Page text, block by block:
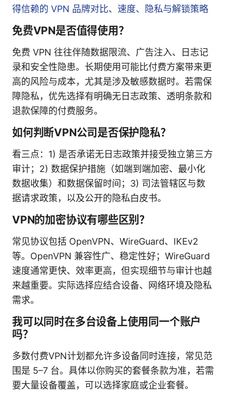
得信赖的 VPN 品牌对比、速度、隐私与解锁策略
免费VPN是否值得使用？
免费 VPN 往往伴随数据限流、广告注入、日志记
录和安全性隐患。长期使用可能比付费方案带来更
高的风险与成本，尤其是涉及敏感数据时。若需保
障隐私，优先选择有明确无日志政策、透明条款和
退款保障的付费服务。
如何判断VPN公司是否保护隐私？
看三点：1) 是否承诺无日志政策并接受独立第三方
审计；2) 数据保护措施（如端到端加密、最小化
数据收集）和数据保留时间；3) 司法管辖区与数
据请求政策，以及公开的隐私白皮书。
VPN的加密协议有哪些区别？
常见协议包括 OpenVPN、WireGuard、IKEv2
等。OpenVPN 兼容性广、稳定性好；WireGuard
速度通常更快、效率更高，但实现细节与审计也越
来越重要。实际选择应结合设备、网络环境及隐私
需求。
我可以同时在多台设备上使用同一个账户
吗？
多数付费VPN计划都允许多设备同时连接，常见范
围是 5–7 台。具体以你购买的套餐条款为准，若需
要大量设备覆盖，可以选择家庭或企业套餐。